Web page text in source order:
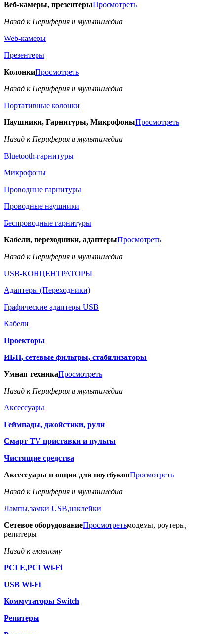
Веб-камеры, презентерыПросмотреть
Назад к Периферия и мультимедиа
Web-камеры
Презентеры
КолонкиПросмотреть
Назад к Периферия и мультимедиа
Портативные колонки
Наушники, Гарнитуры, МикрофоныПросмотреть
Назад к Периферия и мультимедиа
Bluetooth-гарнитуры
Микрофоны
Проводные гарнитуры
Проводные наушники
Беспроводные гарнитуры
Кабели, переходники, адаптерыПросмотреть
Назад к Периферия и мультимедиа
USB-КОНЦЕНТРАТОРЫ
Адаптеры (Переходники)
Графические адаптеры USB
Кабели
Проекторы
ИБП, сетевые фильтры, стабилизаторы
Умная техникаПросмотреть
Назад к Периферия и мультимедиа
Аксессуары
Геймпады, джойстики, рули
Смарт TV приставки и пульты
Чистящие средства
Аксессуары и опции для ноутбуковПросмотреть
Назад к Периферия и мультимедиа
Лампы,замки USB,наклейки
Сетевое оборудованиеПросмотретьмодемы, роутеры,
репитеры
Назад к главному
PCI E,PCI Wi-Fi
USB Wi-Fi
Коммутаторы Switch
Репитеры